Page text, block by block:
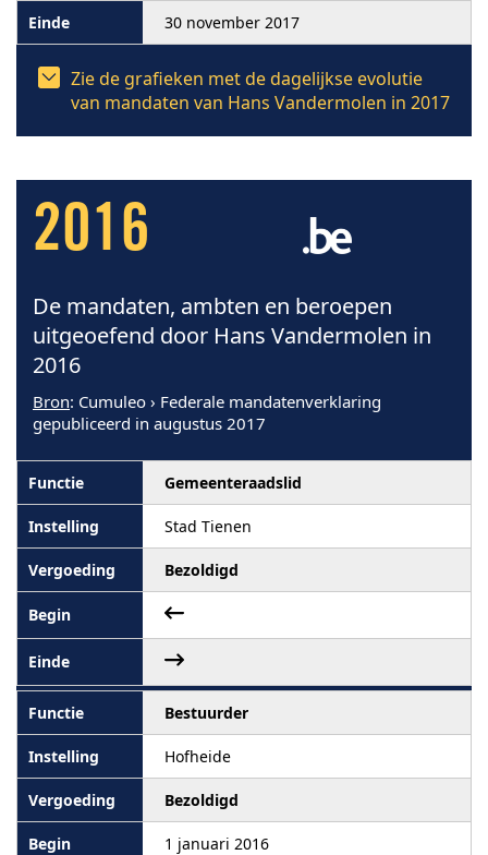
30 november 2017
Zie de grafieken met de dagelijkse evolutie
van mandaten van Hans Vandermolen in 2017
2016
De mandaten, ambten en beroepen
uitgeoefend door Hans Vandermolen in
2016
Bron: Cumuleo › Federale mandatenverklaring
gepubliceerd in augustus 2017
Gemeenteraadslid
Stad Tienen
Bezoldigd
Bestuurder
Hofheide
Bezoldigd
1 januari 2016